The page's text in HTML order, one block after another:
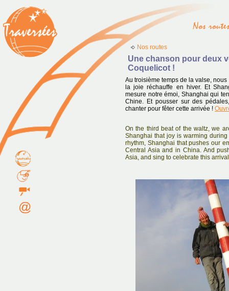
Nos routes
Une chanson pour deux
Coquelicot !
Au troisième temps de la valse,
la joie réchauffe en hiver. Et
mesure notre émoi, Shanghai qui
Chine. Et pousser sur des
chanter pour fêter cette arrivée !
On the third beat of the waltz, we
Shanghai that joy is warming
rhythm, Shanghai that pushes our
Central Asia and in China. And
Asia, and sing to celebrate this